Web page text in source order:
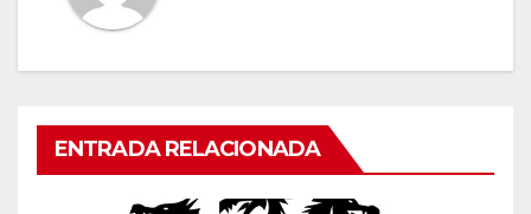
ENTRADA RELACIONADA